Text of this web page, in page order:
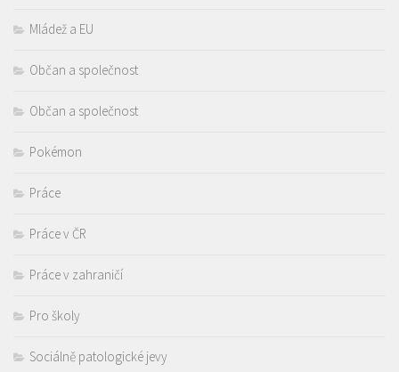
Mládež a EU
Občan a společnost
Občan a společnost
Pokémon
Práce
Práce v ČR
Práce v zahraničí
Pro školy
Sociálně patologické jevy